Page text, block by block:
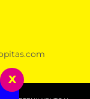
relación
x